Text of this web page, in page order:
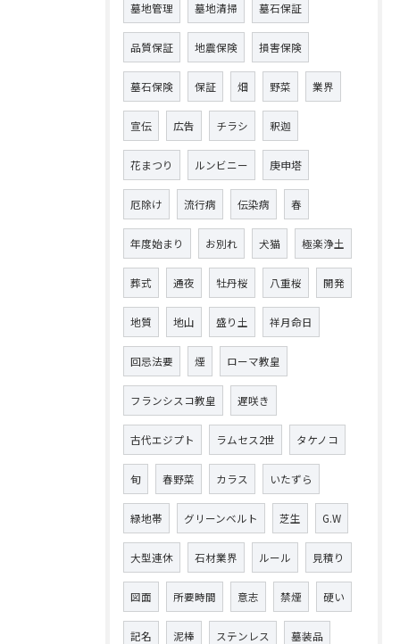
墓地管理 墓地清掃 墓石保証
品質保証 地震保険 損害保険
墓石保険 保証 畑 野菜 業界
宣伝 広告 チラシ 釈迦
花まつり ルンビニー 庚申塔
厄除け 流行病 伝染病 春
年度始まり お別れ 犬猫 極楽浄土
葬式 通夜 牡丹桜 八重桜 開発
地質 地山 盛り土 祥月命日
回忌法要 煙 ローマ教皇
フランシスコ教皇 遅咲き
古代エジプト ラムセス2世 タケノコ
旬 春野菜 カラス いたずら
緑地帯 グリーンベルト 芝生 G.W
大型連休 石材業界 ルール 見積り
図面 所要時間 意志 禁煙 硬い
記名 泥棒 ステンレス 墓装品